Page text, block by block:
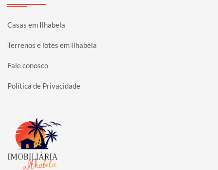
Casas em Ilhabela
Terrenos e lotes em Ilhabela
Fale conosco
Política de Privacidade
Página inicial